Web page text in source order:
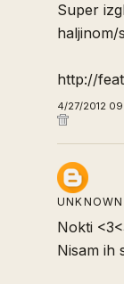
Super
haljinom/
http://
4/27/2012
UNKNOWN
Nokti
Nisam ih